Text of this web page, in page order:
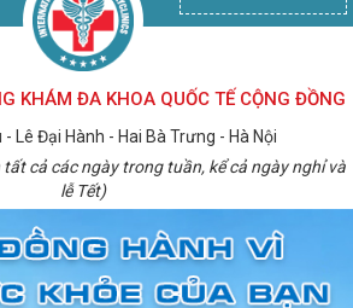
KHÁM ĐA KHOA QUỐC TẾ CỘNG ĐỒNG
- Lê Đại Hành - Hai Bà Trưng - Hà Nội
cả các ngày trong tuần, kể cả ngày nghỉ và
lễ Tết)